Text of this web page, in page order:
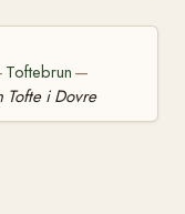
Toftebrun —
Tofte i Dovre